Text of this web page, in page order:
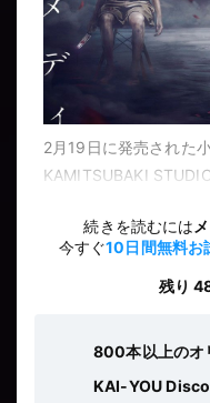
2月19日に発売された
KAMITSUBAKI
続きを読むには
今すぐ10日間無料お
残り
800本以上のオ
KAI-YOU